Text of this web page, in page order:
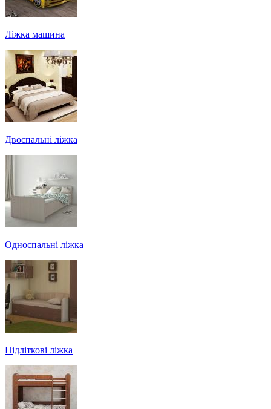
Ліжка машина
Двоспальні ліжка
Односпальні ліжка
Підліткові ліжка